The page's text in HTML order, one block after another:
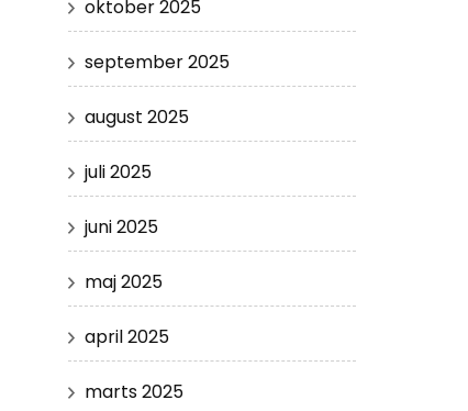
oktober 2025
september 2025
august 2025
juli 2025
juni 2025
maj 2025
april 2025
marts 2025